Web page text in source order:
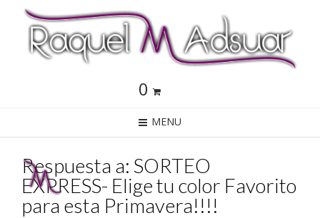
0
MENU
Respuesta a: SORTEO
EXPRESS- Elige tu color Favorito
para esta Primavera!!!!